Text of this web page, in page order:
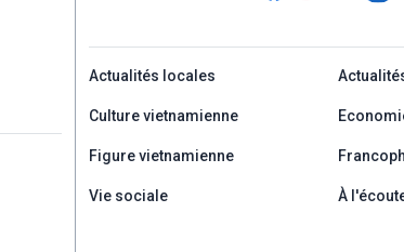
menu footer tiếng
Actualités locales
Culture vietnamienne
Figure vietnamienne
Vie sociale À